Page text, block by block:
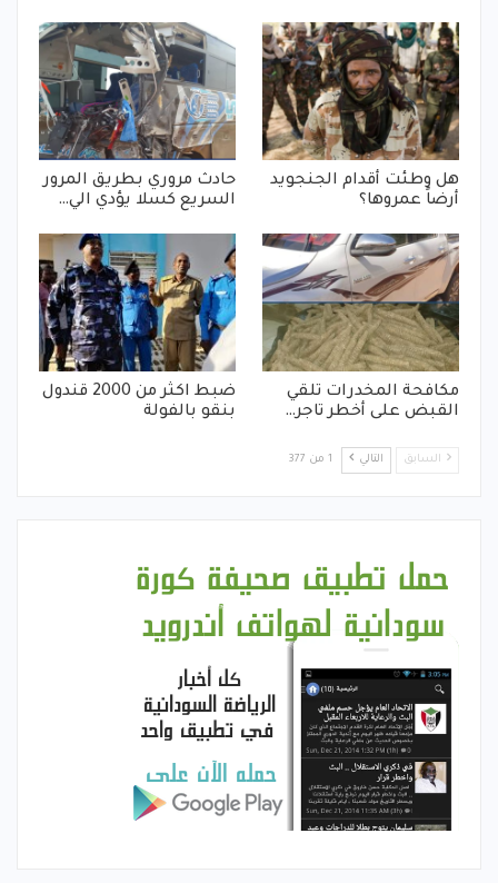
هل وطئت أقدام الجنجويد
أرضاً عمروها؟
حادث مروري بطريق المرور
السريع كسلا يؤدي الي…
مكافحة المخدرات تلقي
القبض على أخطر تاجر…
ضبط اكثر من 2000 قندول
بنقو بالفولة
السابق التالي 1 من 377